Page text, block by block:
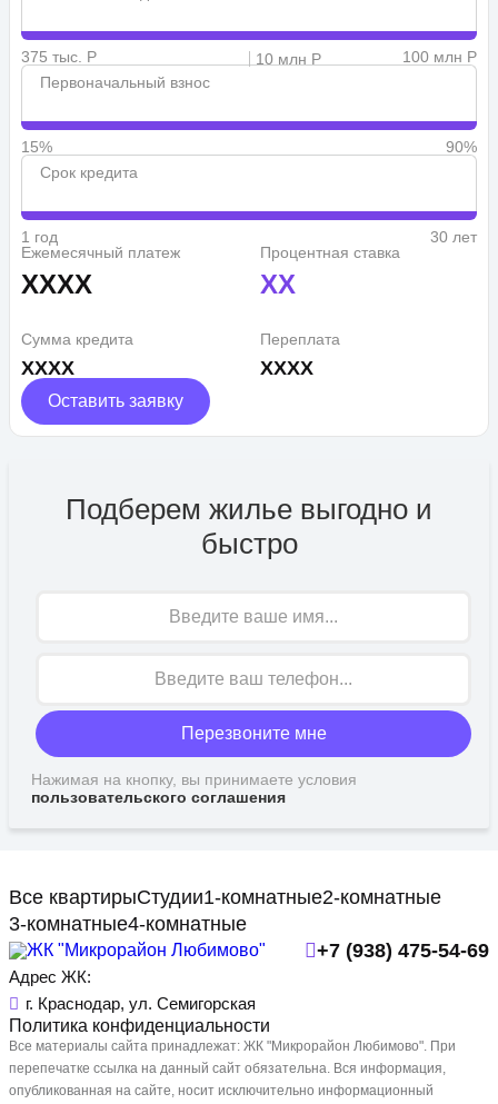
375 тыс. Р 10 млн Р
100 млн Р
Первоначальный взнос
15%
90%
Срок кредита
1 год
30 лет
Ежемесячный платеж
XXXX
Процентная ставка
XX
Сумма кредита
XXXX
Переплата
XXXX
Оставить заявку
Подберем жилье выгодно и
быстро
Перезвоните мне
Нажимая на кнопку, вы принимаете условия
пользовательского соглашения
Все квартирыСтудии1-комнатные2-комнатные
3-комнатные4-комнатные
Адрес ЖК:
г. Краснодар, ул. Семигорская
+7 (938) 475-54-69
Политика конфиденциальности
Все материалы сайта принадлежат: ЖК "Микрорайон Любимово". При
перепечатке ссылка на данный сайт обязательна. Вся информация,
опубликованная на сайте, носит исключительно информационный